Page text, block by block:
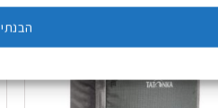
הבנתיצבע אחרון: אפור